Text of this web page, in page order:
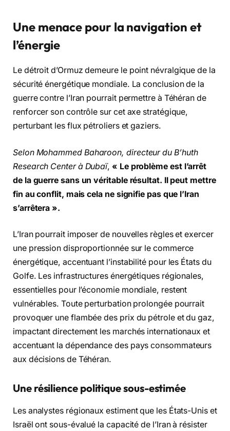
Une menace pour la navigation et
l’énergie
Le détroit d’Ormuz demeure le point névralgique de la
sécurité énergétique mondiale. La conclusion de la
guerre contre l’Iran pourrait permettre à Téhéran de
renforcer son contrôle sur cet axe stratégique,
perturbant les flux pétroliers et gaziers.
Selon Mohammed Baharoon, directeur du B’huth
Research Center à Dubaï,« Le problème est l’arrêt
de la guerre sans un véritable résultat. Il peut mettre
fin au conflit, mais cela ne signifie pas que l’Iran
s’arrêtera ».
L’Iran pourrait imposer de nouvelles règles et exercer
une pression disproportionnée sur le commerce
énergétique, accentuant l’instabilité pour les États du
Golfe. Les infrastructures énergétiques régionales,
essentielles pour l’économie mondiale, restent
vulnérables. Toute perturbation prolongée pourrait
provoquer une flambée des prix du pétrole et du gaz,
impactant directement les marchés internationaux et
accentuant la dépendance des pays consommateurs
aux décisions de Téhéran.
Une résilience politique sous-estimée
Les analystes régionaux estiment que les États-Unis et
Israël ont sous-évalué la capacité de l’Iran à résister